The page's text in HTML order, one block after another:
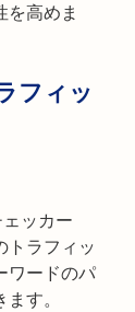
を高めま
フィッ
ッカー
トラフィッ
ワードのパ
す。